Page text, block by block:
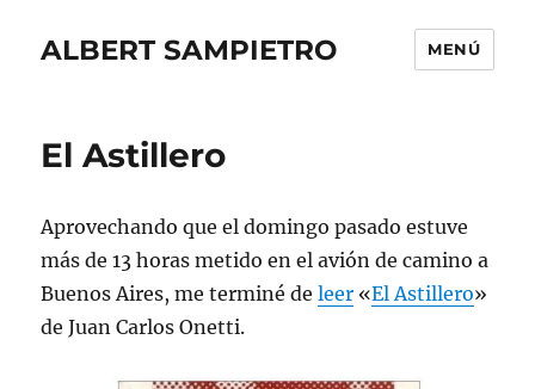
ALBERT SAMPIETRO MENÚ
El Astillero
Aprovechando que el domingo pasado estuve
más de 13 horas metido en el avión de camino a
Buenos Aires, me terminé deleer «El Astillero»
de Juan Carlos Onetti.